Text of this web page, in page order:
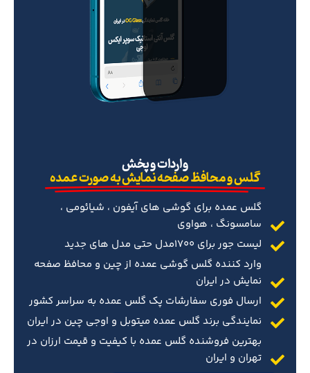
‌واردات و پخش
گلس و محافظ صفحه نمایش به صورت عمده
گلس عمده برای گوشی های آیفون ، شیائومی ،
سامسونگ ، هواوی
لیست جور برای 1700مدل حتی مدل های جدید
وارد کننده گلس گوشی عمده از چین و محافظ صفحه
نمایش در ایران
ارسال فوری سفارشات پک گلس عمده به سراسر کشور
نمایندگی برند گلس عمده میتوبل و اوجی چین در ایران
بهترین فروشنده گلس عمده با کیفیت و قیمت ارزان در
تهران و ایران